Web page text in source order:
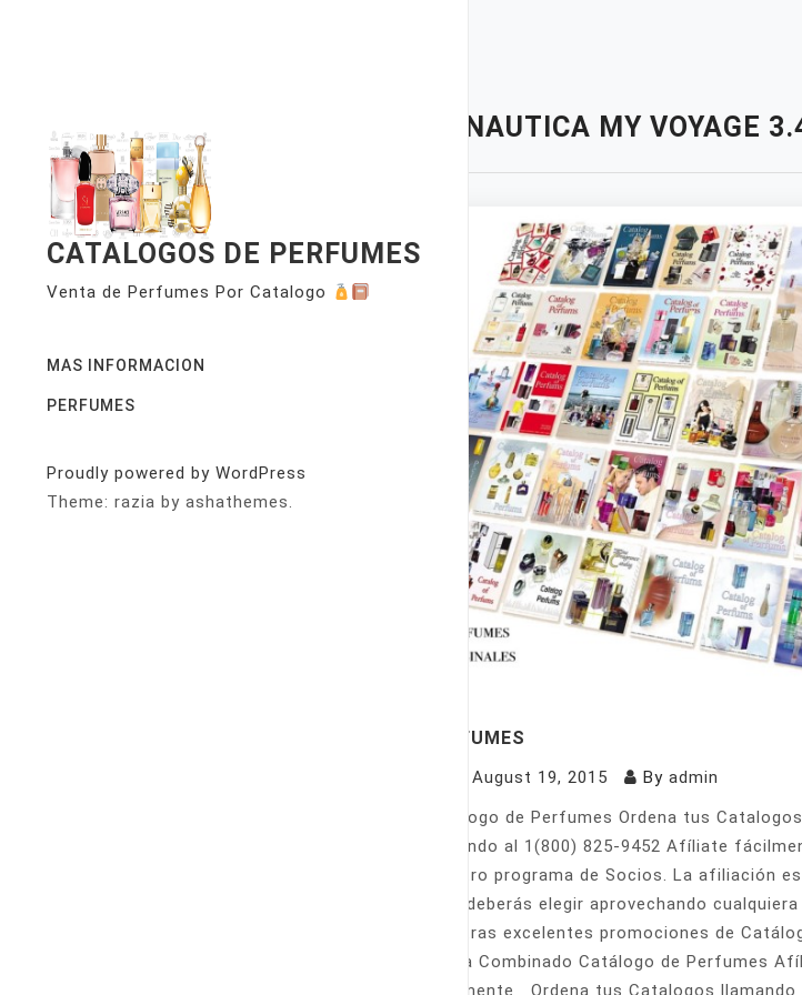
CATALOGOS DE PERFUMES
Venta de Perfumes Por Catalogo
MAS INFORMACION
PERFUMES
Proudly powered by WordPress
Theme: razia by ashathemes.
NAUTICA MY VOYAGE
PERFUMES
August 19, 2015 By admin
Catálogo de Perfumes Ordena tus Catalogos
llamando al 1(800) 825-9452 Afíliate
nuestro programa de Socios. La afiliación
Sólo deberás elegir aprovechando cualquiera
nuestras excelentes promociones de
Venta Combinado Catálogo de Perfumes
fácilmente Ordena tus Catalogos llamando